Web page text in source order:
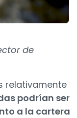
de
relativamente
podrían ser
a la cartera